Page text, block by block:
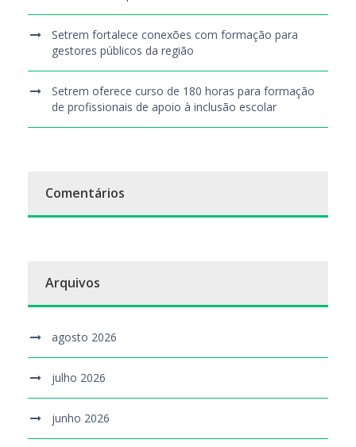
Setrem fortalece conexões com formação para
gestores públicos da região
Setrem oferece curso de 180 horas para formação
de profissionais de apoio à inclusão escolar
Comentários
Arquivos
agosto 2026
julho 2026
junho 2026